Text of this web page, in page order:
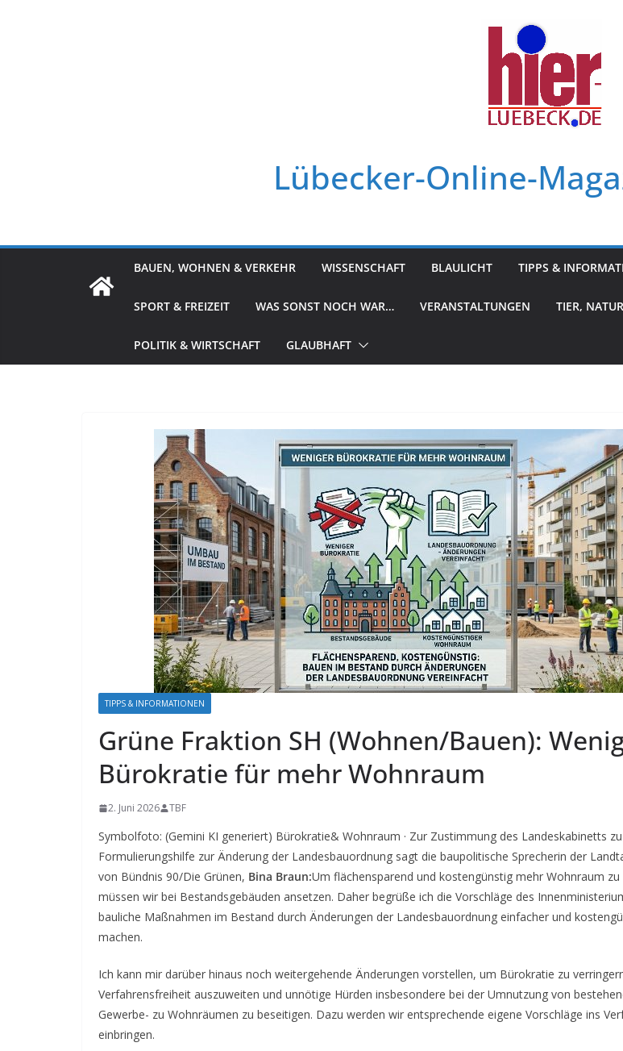
Lübecker-Online-
BAUEN, WOHNEN & VERKEHR WISSENSCHAFT BLAULICHT TIPPS &
SPORT & FREIZEIT WAS SONST NOCH WAR… VERANSTALTUNGEN TIER,
POLITIK & WIRTSCHAFT GLAUBHAFT
TIPPS & INFORMATIONEN
Grüne Fraktion SH (Wohnen/Bauen):
Bürokratie für mehr Wohnraum
2. Juni 2026 TBF
Symbolfoto: (Gemini KI generiert) Bürokratie& Wohnraum · Zur Zustimmung des Landeskabinetts
Formulierungshilfe zur Änderung der Landesbauordnung sagt die baupolitische Sprecherin der
von Bündnis 90/Die Grünen, Bina Braun:Um flächensparend und kostengünstig mehr Wohnraum zu
müssen wir bei Bestandsgebäuden ansetzen. Daher begrüße ich die Vorschläge des
bauliche Maßnahmen im Bestand durch Änderungen der Landesbauordnung einfacher und
machen.
Ich kann mir darüber hinaus noch weitergehende Änderungen vorstellen, um Bürokratie zu
Verfahrensfreiheit auszuweiten und unnötige Hürden insbesondere bei der Umnutzung von
Gewerbe- zu Wohnräumen zu beseitigen. Dazu werden wir entsprechende eigene Vorschläge ins
einbringen.